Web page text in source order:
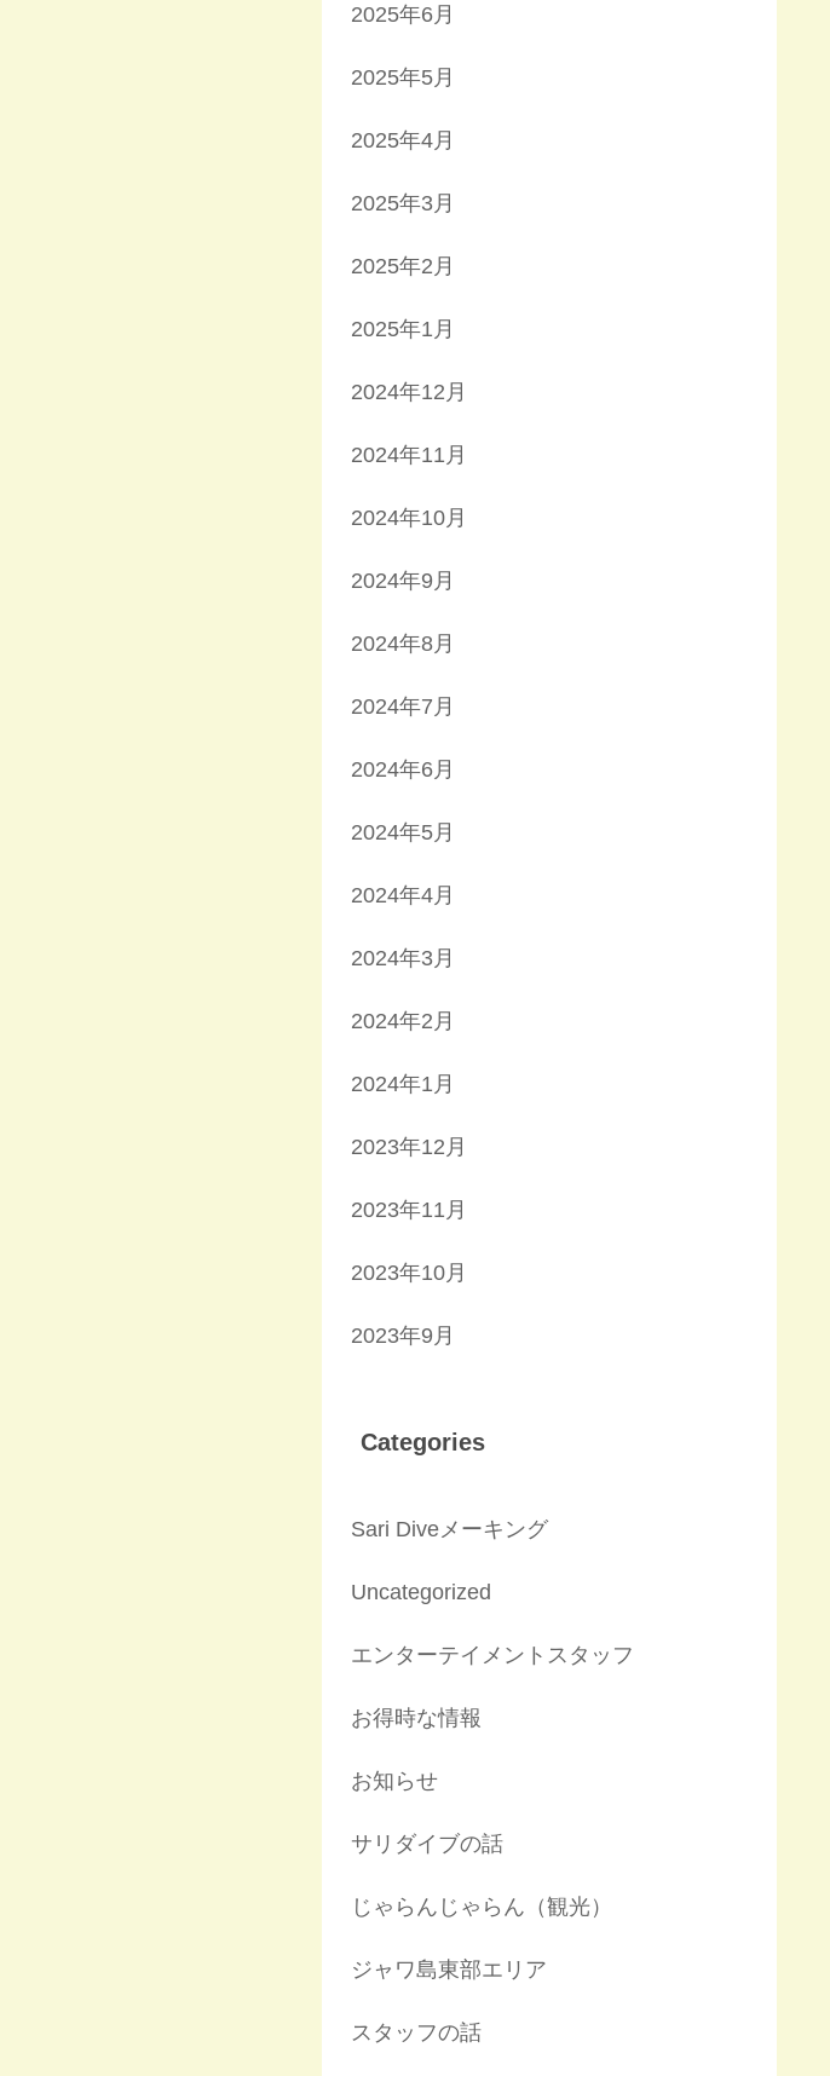
2025年6月
2025年5月
2025年4月
2025年3月
2025年2月
2025年1月
2024年12月
2024年11月
2024年10月
2024年9月
2024年8月
2024年7月
2024年6月
2024年5月
2024年4月
2024年3月
2024年2月
2024年1月
2023年12月
2023年11月
2023年10月
2023年9月
Categories
Sari Diveメーキング
Uncategorized
エンターテイメントスタッフ
お得時な情報
お知らせ
サリダイブの話
じゃらんじゃらん（観光）
ジャワ島東部エリア
スタッフの話